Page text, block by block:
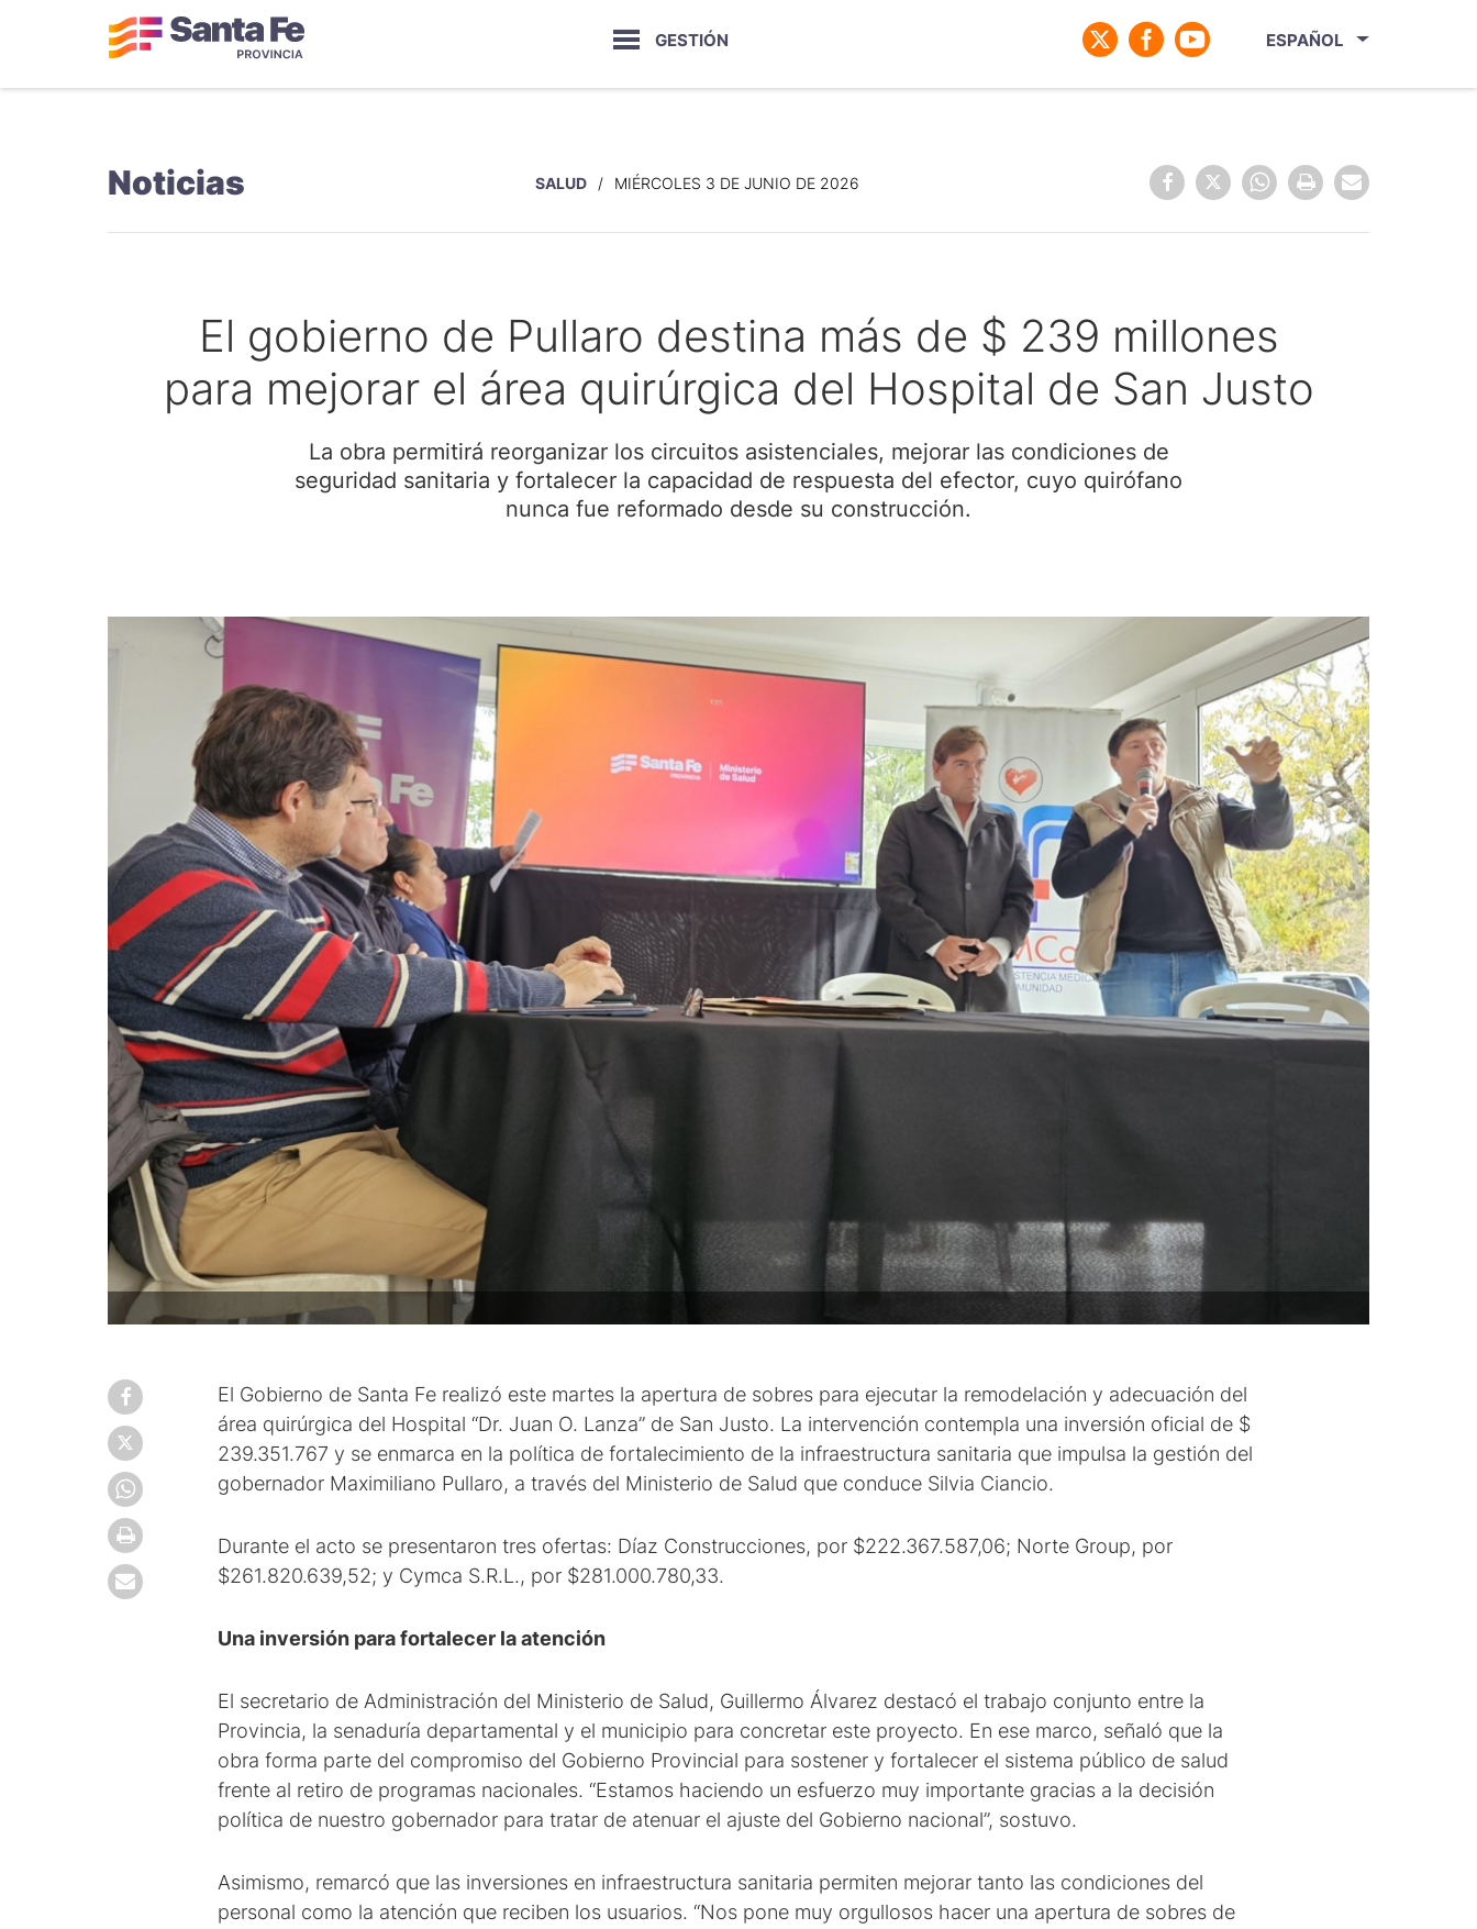
GESTIÓN ESPAÑOL
Noticias SALUD MIÉRCOLES 3 DE JUNIO DE 2026
El gobierno de Pullaro destina más de $ 239 millones
para mejorar el área quirúrgica del Hospital de San Justo
La obra permitirá reorganizar los circuitos asistenciales, mejorar las condiciones de
seguridad sanitaria y fortalecer la capacidad de respuesta del efector, cuyo quirófano
nunca fue reformado desde su construcción.
El Gobierno de Santa Fe realizó este martes la apertura de sobres para ejecutar la remodelación y adecuación del
área quirúrgica del Hospital “Dr. Juan O. Lanza” de San Justo. La intervención contempla una inversión oficial de $
239.351.767 y se enmarca en la política de fortalecimiento de la infraestructura sanitaria que impulsa la gestión del
gobernador Maximiliano Pullaro, a través del Ministerio de Salud que conduce Silvia Ciancio.
Durante el acto se presentaron tres ofertas: Díaz Construcciones, por $222.367.587,06; Norte Group, por
$261.820.639,52; y Cymca S.R.L., por $281.000.780,33.
Una inversión para fortalecer la atención
El secretario de Administración del Ministerio de Salud, Guillermo Álvarez destacó el trabajo conjunto entre la
Provincia, la senaduría departamental y el municipio para concretar este proyecto. En ese marco, señaló que la
obra forma parte del compromiso del Gobierno Provincial para sostener y fortalecer el sistema público de salud
frente al retiro de programas nacionales. “Estamos haciendo un esfuerzo muy importante gracias a la decisión
política de nuestro gobernador para tratar de atenuar el ajuste del Gobierno nacional”, sostuvo.
Asimismo, remarcó que las inversiones en infraestructura sanitaria permiten mejorar tanto las condiciones del
personal como la atención que reciben los usuarios. “Nos pone muy orgullosos hacer una apertura de sobres de